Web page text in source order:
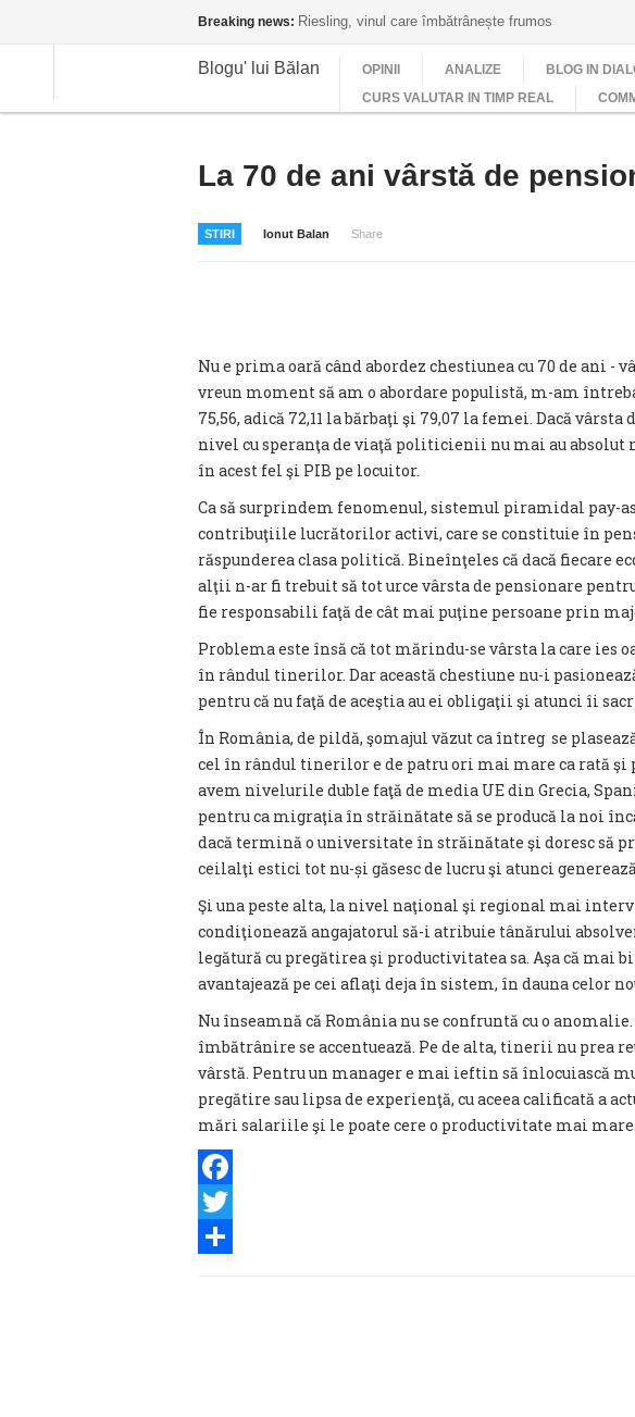
Breaking news: Riesling, vinul care îmbătrânește frumos
Blogu' lui Bălan OPINII ANALIZE BLOG IN
CURS VALUTAR IN TIMP REAL
La 70 de ani vârstă de
STIRI Ionut Balan Share
Nu e prima oară când abordez chestiunea cu 70 de ani -
vreun moment să am o abordare populistă, m-am
75,56, adică 72,11 la bărbaţi şi 79,07 la femei. Dacă
nivel cu speranţa de viaţă politicienii nu mai au absolut
în acest fel şi PIB pe locuitor.
Ca să surprindem fenomenul, sistemul piramidal pay-as-
contribuţiile lucrătorilor activi, care se constituie în
răspunderea clasa politică. Bineînţeles că dacă fiecare
alţii n-ar fi trebuit să tot urce vârsta de pensionare
fie responsabili faţă de cât mai puţine persoane prin
Problema este însă că tot mărindu-se vârsta la care ies
în rândul tinerilor. Dar această chestiune nu-i
pentru că nu faţă de aceştia au ei obligaţii şi atunci îi
În România, de pildă, şomajul văzut ca întreg se
cel în rândul tinerilor e de patru ori mai mare ca rată şi
avem nivelurile duble faţă de media UE din Grecia,
pentru ca migraţia în străinătate să se producă la noi
dacă termină o universitate în străinătate şi doresc să
ceilalţi estici tot nu-și găsesc de lucru şi atunci
Şi una peste alta, la nivel naţional şi regional mai
condiţionează angajatorul să-i atribuie tânărului
legătură cu pregătirea şi productivitatea sa. Aşa că mai
avantajează pe cei aflaţi deja în sistem, în dauna celor
Nu înseamnă că România nu se confruntă cu o anomalie.
îmbătrânire se accentuează. Pe de alta, tinerii nu prea
vârstă. Pentru un manager e mai ieftin să înlocuiască
pregătire sau lipsa de experienţă, cu aceea calificată a
mări salariile şi le poate cere o productivitate mai mare.
Facebook
Twitter